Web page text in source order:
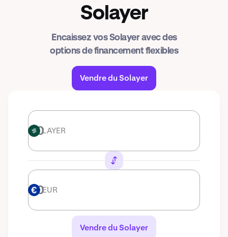
Solayer
Encaissez vos Solayer avec des
options de financement flexibles
Vendre du Solayer
LAYER LAYER
EUR EUR
Vendre du Solayer